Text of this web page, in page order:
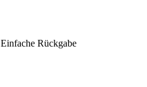
Einfache Rückgabe